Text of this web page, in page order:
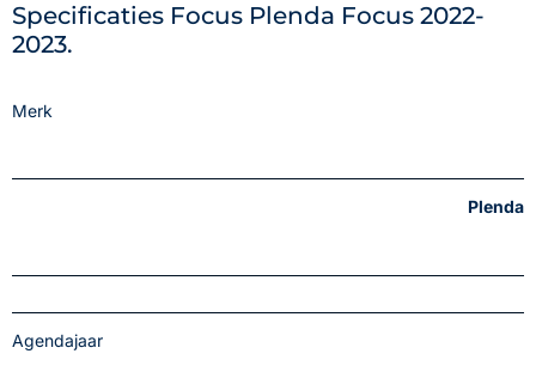
Specificaties Focus Plenda Focus 2022-
2023.
Merk
Plenda
Agendajaar